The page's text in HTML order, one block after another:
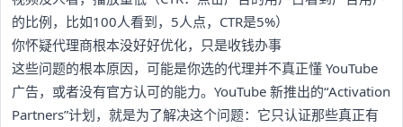
的比例，比如100人看到，5人点，CTR是5%）
你怀疑代理商根本没好好优化，只是收钱办事
这些问题的根本原因，可能是你选的代理并不真正懂 YouTube
广告，或者没有官方认可的能力。YouTube 新推出的“Activation
Partners”计划，就是为了解决这个问题：它只认证那些真正有